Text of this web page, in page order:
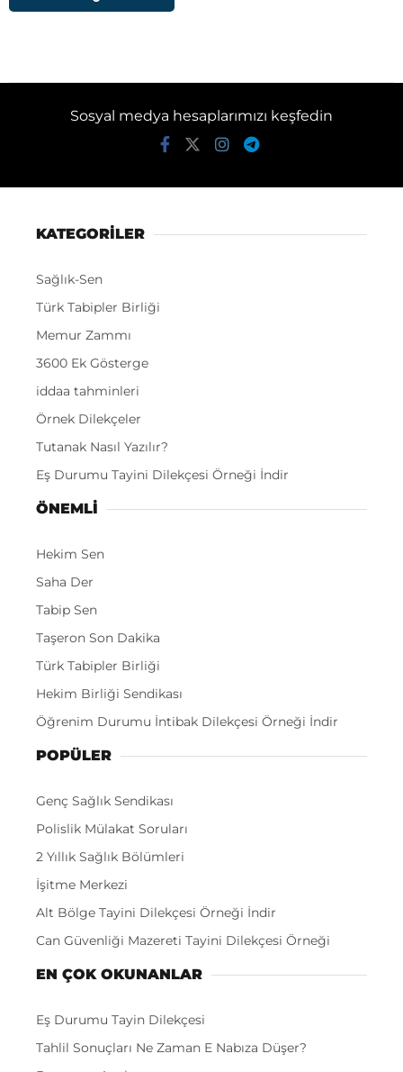
Sosyal medya hesaplarımızı keşfedin
KATEGORİLER
Sağlık-Sen
Türk Tabipler Birliği
Memur Zammı
3600 Ek Gösterge
iddaa tahminleri
Örnek Dilekçeler
Tutanak Nasıl Yazılır?
Eş Durumu Tayini Dilekçesi Örneği İndir
ÖNEMLI
Hekim Sen
Saha Der
Tabip Sen
Taşeron Son Dakika
Türk Tabipler Birliği
Hekim Birliği Sendikası
Öğrenim Durumu İntibak Dilekçesi Örneği İndir
POPÜLER
Genç Sağlık Sendikası
Polislik Mülakat Soruları
2 Yıllık Sağlık Bölümleri
İşitme Merkezi
Alt Bölge Tayini Dilekçesi Örneği İndir
Can Güvenliği Mazereti Tayini Dilekçesi Örneği
EN ÇOK OKUNANLAR
Eş Durumu Tayin Dilekçesi
Tahlil Sonuçları Ne Zaman E Nabıza Düşer?